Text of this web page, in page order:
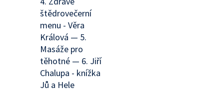
štědrovečerní
menu - Věra
Králová — 5.
Masáže pro
těhotné — 6. Jiří
Chalupa - knížka
Jů a Hele